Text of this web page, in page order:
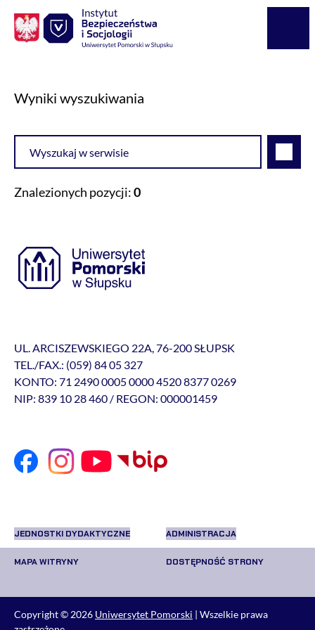
Wyniki wyszukiwania
Szukaj
Znalezionych pozycji:0
UL. ARCISZEWSKIEGO 22A, 76-200 SŁUPSK
TEL./FAX.: (059) 84 05 327
KONTO: 71 2490 0005 0000 4520 8377 0269
NIP: 839 10 28 460 / REGON: 000001459
JEDNOSTKI DYDAKTYCZNE ADMINISTRACJA
MAPA WITRYNY DOSTĘPNOŚĆ STRONY
Copyright © 2026 Uniwersytet Pomorski | Wszelkie prawa
Logo Kaliop Poland